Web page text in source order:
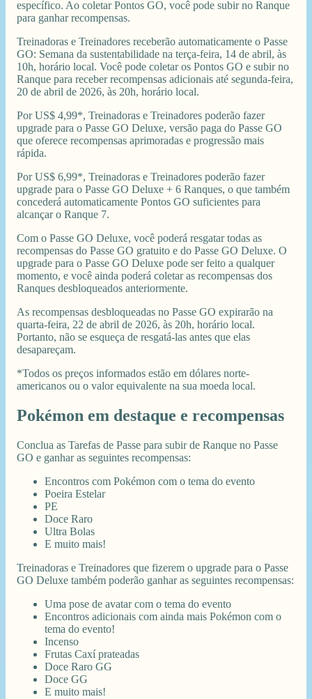
específico. Ao coletar Pontos GO, você pode subir no Ranque
para ganhar recompensas.
Treinadoras e Treinadores receberão automaticamente o Passe
GO: Semana da sustentabilidade na terça-feira, 14 de abril, às
10h, horário local. Você pode coletar os Pontos GO e subir no
Ranque para receber recompensas adicionais até segunda-feira,
20 de abril de 2026, às 20h, horário local.
Por US$ 4,99*, Treinadoras e Treinadores poderão fazer
upgrade para o Passe GO Deluxe, versão paga do Passe GO
que oferece recompensas aprimoradas e progressão mais
rápida.
Por US$ 6,99*, Treinadoras e Treinadores poderão fazer
upgrade para o Passe GO Deluxe + 6 Ranques, o que também
concederá automaticamente Pontos GO suficientes para
alcançar o Ranque 7.
Com o Passe GO Deluxe, você poderá resgatar todas as
recompensas do Passe GO gratuito e do Passe GO Deluxe. O
upgrade para o Passe GO Deluxe pode ser feito a qualquer
momento, e você ainda poderá coletar as recompensas dos
Ranques desbloqueados anteriormente.
As recompensas desbloqueadas no Passe GO expirarão na
quarta-feira, 22 de abril de 2026, às 20h, horário local.
Portanto, não se esqueça de resgatá-las antes que elas
desapareçam.
*Todos os preços informados estão em dólares norte-
americanos ou o valor equivalente na sua moeda local.
Pokémon em destaque e recompensas
Conclua as Tarefas de Passe para subir de Ranque no Passe
GO e ganhar as seguintes recompensas:
Encontros com Pokémon com o tema do evento
Poeira Estelar
PE
Doce Raro
Ultra Bolas
E muito mais!
Treinadoras e Treinadores que fizerem o upgrade para o Passe
GO Deluxe também poderão ganhar as seguintes recompensas:
Uma pose de avatar com o tema do evento
Encontros adicionais com ainda mais Pokémon com o
tema do evento!
Incenso
Frutas Caxí prateadas
Doce Raro GG
Doce GG
E muito mais!